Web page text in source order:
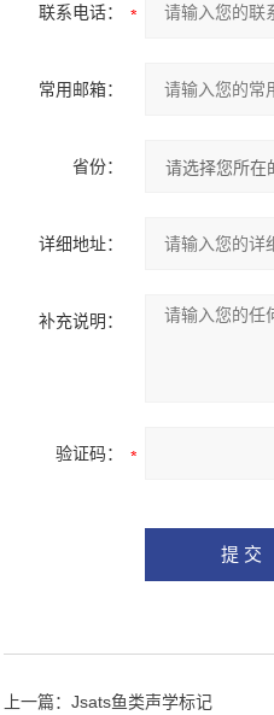
联系电话：
常用邮箱：
省份：
详细地址：
补充说明：
验证码：
上一篇： Jsats鱼类声学标记